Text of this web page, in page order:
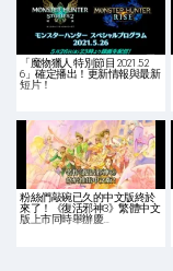
「魔物獵人 特別節目 2021.5.2
6」確定播出！更新情報與最新
短片！
粉絲們敲碗已久的中文版終於
來了！《復活邪神3》繁體中文
版上市同時舉辦慶…